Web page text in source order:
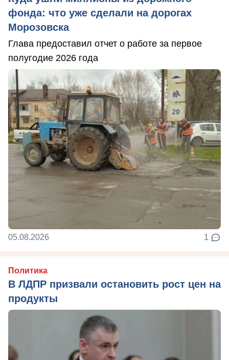
фонда: что уже сделали на дорогах
Морозовска
Глава предоставил отчет о работе за первое
полугодие 2026 года
05.08.2026 1
Политика
В ЛДПР призвали остановить рост цен на
продукты